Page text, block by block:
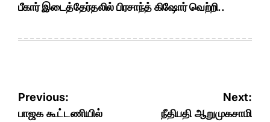
பீகார் இடைத்தேர்தலில் பிரசாந்த் கிஷோர் வெற்றி..
Post
navigation
Previous:
பாஜக கூட்டணியில்
Next:
நீதிபதி ஆறுமுகசாமி